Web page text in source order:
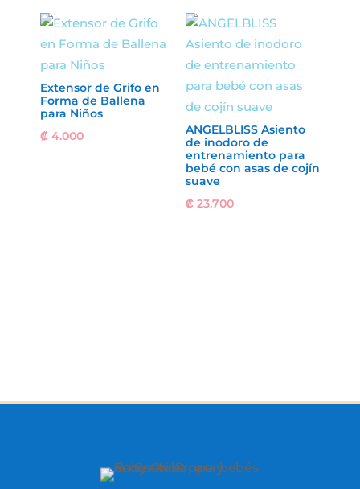
Extensor de Grifo en
Forma de Ballena
para Niños
₡ 4.000
ANGELBLISS Asiento
de inodoro de
entrenamiento para
bebé con asas de cojín
suave
₡23.700